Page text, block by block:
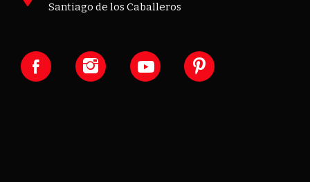
Santiago de los Caballeros